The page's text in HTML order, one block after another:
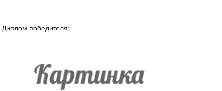
Диплом победителя: